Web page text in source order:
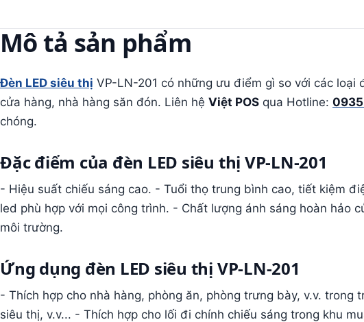
Mô tả sản phẩm
Đèn LED siêu thị VP-LN-201 có những ưu điểm gì so với các
cửa hàng, nhà hàng săn đón. Liên hệ Việt POS qua Hotline:
chóng.
Đặc điểm của đèn LED siêu thị VP-LN-201
- Hiệu suất chiếu sáng cao. - Tuổi thọ trung bình cao, tiết kiệm
led phù hợp với mọi công trình. - Chất lượng ánh sáng hoàn hảo
môi trường.
Ứng dụng đèn LED siêu thị VP-LN-201
- Thích hợp cho nhà hàng, phòng ăn, phòng trưng bày, v.v. trong
siêu thị, v.v... - Thích hợp cho lối đi chính chiếu sáng trong khu